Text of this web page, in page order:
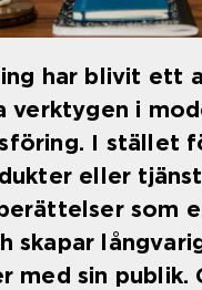
har blivit ett
verktygen i
I stället
eller
som
skapar
med sin publik.